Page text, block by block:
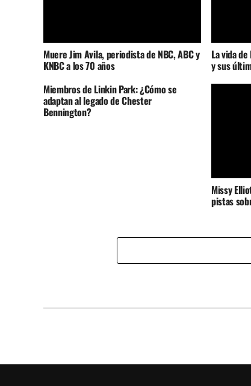
Muere Jim Avila, periodista de NBC, ABC y
KNBC a los 70 años
La vida
y sus
Miembros de Linkin Park: ¿Cómo se
adaptan al legado de Chester
Bennington?
Missy
pistas